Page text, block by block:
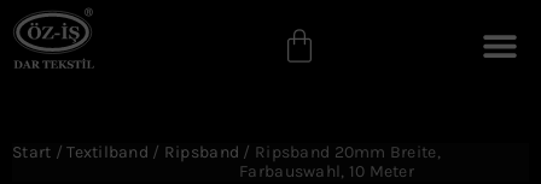
Start /Textilband / Ripsband / Ripsband 20mm Breite,
Farbauswahl, 10 Meter